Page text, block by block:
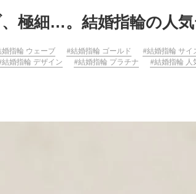
近くに店舗がある
サービス
ニ
シ
極細…。結婚指輪の人
婚指輪 ウェーブ 結婚指輪 ゴールド
結婚指輪 サイ
結婚指輪 デザイン 結婚指輪 プラチナ
結婚指輪 人